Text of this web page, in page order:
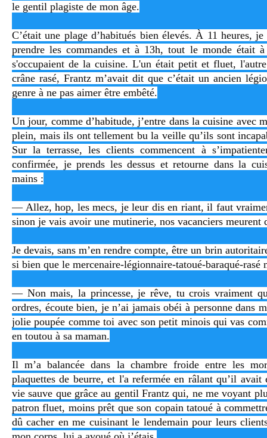
le gentil plagiste de mon âge.
C’était une plage d’habitués bien élevés. À 11 heures,
prendre les commandes et à 13h, tout le monde était
s'occupaient de la cuisine. L'un était petit et fluet,
crâne rasé, Frantz m’avait dit que c’était un ancien
genre à ne pas aimer être embêté.
Un jour, comme d’habitude, j’entre dans la cuisine avec
plein, mais ils ont tellement bu la veille qu’ils sont
Sur la terrasse, les clients commencent à
confirmée, je prends les dessus et retourne dans la
mains :
— Allez, hop, les mecs, je leur dis en riant, il faut
sinon je vais avoir une mutinerie, nos vacanciers meurent
Je devais, sans m’en rendre compte, être un brin
si bien que le mercenaire-légionnaire-tatoué-baraqué-rasé
— Non mais, la princesse, je rêve, tu crois vraiment
ordres, écoute bien, je n’ai jamais obéi à personne dans
jolie poupée comme toi avec son petit minois qui vas
en toutou à sa maman.
Il m’a balancée dans la chambre froide entre les
plaquettes de beurre, et l'a refermée en râlant qu’il avait
vie sauve que grâce au gentil Frantz qui, ne me voyant
patron fluet, moins prêt que son copain tatoué à
dû cacher en me cuisinant le lendemain pour leurs